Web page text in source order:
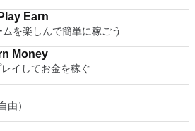
Unity Rewards: Play Earn
を楽しんで簡単に稼ごう
- Play Earn Money
イしてお金を稼ぐ
由）